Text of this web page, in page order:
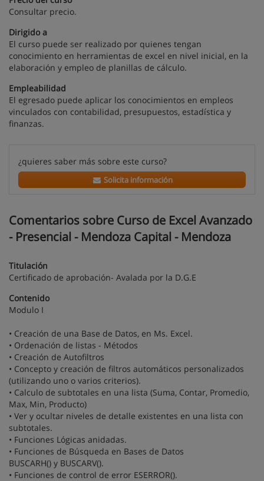
Consultar precio.
Dirigido a
El curso puede ser realizado por quienes tengan
conocimiento en herramientas de excel en nivel inicial, en la
elaboración y empleo de planillas de cálculo.
Empleabilidad
El egresado puede aplicar los conocimientos en empleos
vinculados con contabilidad, presupuestos, estadística y
finanzas.
¿quieres saber más sobre este curso?
Solicita información
Comentarios sobre Curso de Excel Avanzado
- Presencial - Mendoza Capital - Mendoza
Titulación
Certificado de aprobación- Avalada por la D.G.E
Contenido
Modulo I
• Creación de una Base de Datos, en Ms. Excel.
• Ordenación de listas - Métodos
• Creación de Autofiltros
• Concepto y creación de filtros automáticos personalizados
(utilizando uno o varios criterios).
• Calculo de subtotales en una lista (Suma, Contar, Promedio,
Max, Min, Producto)
• Ver y ocultar niveles de detalle existentes en una lista con
subtotales.
• Funciones Lógicas anidadas.
• Funciones de Búsqueda en Bases de Datos
BUSCARH() y BUSCARV().
• Funciones de control de error ESERROR().